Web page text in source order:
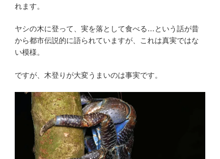
れます。
ヤシの木に登って、実を落として食べる…という話が昔
から都市伝説的に語られていますが、これは真実ではな
い模様。
ですが、木登りが大変うまいのは事実です。